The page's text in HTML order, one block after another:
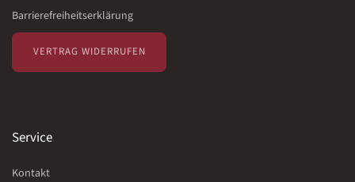
Barrierefreiheitserklärung
VERTRAG WIDERRUFEN
Service
Kontakt